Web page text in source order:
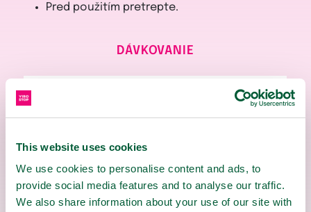
This website uses cookies
We use cookies to personalise content and ads, to
provide social media features and to analyse our traffic.
We also share information about your use of our site with
Pred použitím pretrepte.
DÁVKOVANIE
rokov
2x
denne
2x
denne